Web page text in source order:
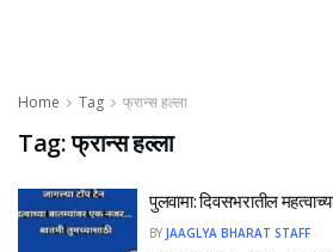
Home Tag फ्रान्स हल्ला
Tag:फ्रान्स हल्ला
पुलवामा: दिवसभरातील
BY JAAGLYA BHARAT STAFF